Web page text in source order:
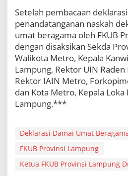
Setelah pembacaan
penandatanganan naskah
umat beragama oleh FKUB
dengan disaksikan Sekda
Walikota Metro, Kepala
Lampung, Rektor UIN
Rektor IAIN Metro,
dan Kota Metro, Kepala
Lampung.***
Deklarasi Damai Umat
FKUB Provinsi Lampung
Ketua FKUB Provinsi Lampung